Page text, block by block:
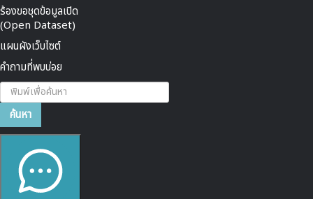
ร้องขอชุดข้อมูลเปิด
(Open Dataset)
แผนผังเว็บไซต์
คำถามที่พบบ่อย
ค้นหา...
ค้นหา